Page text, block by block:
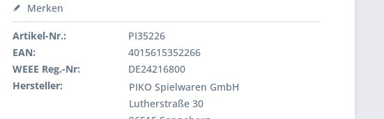
Merken
Artikel-Nr.:
PI35226
EAN:
4015615352266
WEEE Reg.-Nr:
DE24216800
Hersteller:
PIKO Spielwaren GmbH
Lutherstraße 30